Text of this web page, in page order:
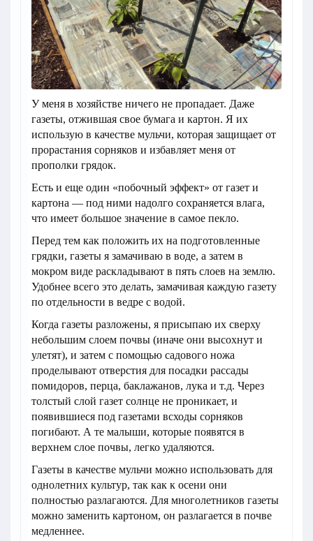
У меня в хозяйстве ничего не пропадает. Даже
газеты, отжившая свое бумага и картон. Я их
использую в качестве мульчи, которая защищает от
прорастания сорняков и избавляет меня от
прополки грядок.
Есть и еще один «побочный эффект» от газет и
картона — под ними надолго сохраняется влага,
что имеет большое значение в самое пекло.
Перед тем как положить их на подготовленные
грядки, газеты я замачиваю в воде, а затем в
мокром виде раскладывают в пять слоев на землю.
Удобнее всего это делать, замачивая каждую газету
по отдельности в ведре с водой.
Когда газеты разложены, я присыпаю их сверху
небольшим слоем почвы (иначе они высохнут и
улетят), и затем с помощью садового ножа
проделывают отверстия для посадки рассады
помидоров, перца, баклажанов, лука и т.д. Через
толстый слой газет солнце не проникает, и
появившиеся под газетами всходы сорняков
погибают. А те малыши, которые появятся в
верхнем слое почвы, легко удаляются.
Газеты в качестве мульчи можно использовать для
однолетних культур, так как к осени они
полностью разлагаются. Для многолетников газеты
можно заменить картоном, он разлагается в почве
медленнее.